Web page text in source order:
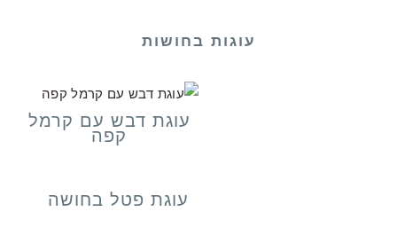
עוגות בחושות
עוגת דבש עם קרמל
קפה
עוגת פטל בחושה